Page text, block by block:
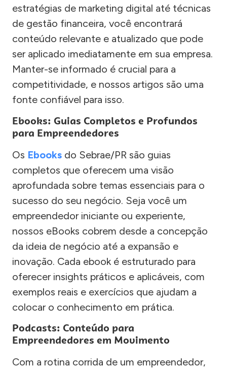
estratégias de marketing digital até técnicas
de gestão financeira, você encontrará
conteúdo relevante e atualizado que pode
ser aplicado imediatamente em sua empresa.
Manter-se informado é crucial para a
competitividade, e nossos artigos são uma
fonte confiável para isso.
Ebooks: Guias Completos e Profundos
para Empreendedores
Os Ebooks do Sebrae/PR são guias
completos que oferecem uma visão
aprofundada sobre temas essenciais para o
sucesso do seu negócio. Seja você um
empreendedor iniciante ou experiente,
nossos eBooks cobrem desde a concepção
da ideia de negócio até a expansão e
inovação. Cada ebook é estruturado para
oferecer insights práticos e aplicáveis, com
exemplos reais e exercícios que ajudam a
colocar o conhecimento em prática.
Podcasts: Conteúdo para
Empreendedores em Movimento
Com a rotina corrida de um empreendedor,